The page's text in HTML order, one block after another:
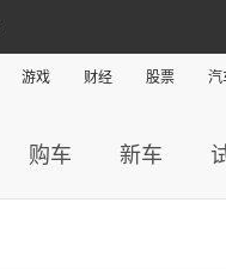
游戏 财经 股票 汽
购车 新车